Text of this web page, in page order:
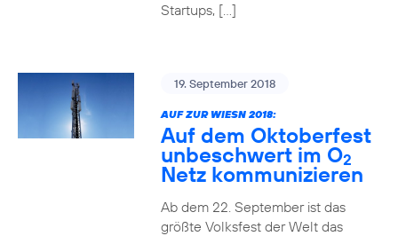
Startups, […]
19. September 2018
AUF ZUR WIESN 2018:
Auf dem Oktoberfest
unbeschwert im O2
Netz kommunizieren
Ab dem 22. September ist das
größte Volksfest der Welt das